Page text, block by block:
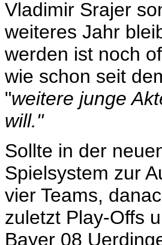
Vladimir Srajer
weiteres Jahr
werden ist noch
wie schon seit
"weitere junge
will."
Sollte in der
Spielsystem zur
vier Teams,
zuletzt Play-Offs
Bayer 08